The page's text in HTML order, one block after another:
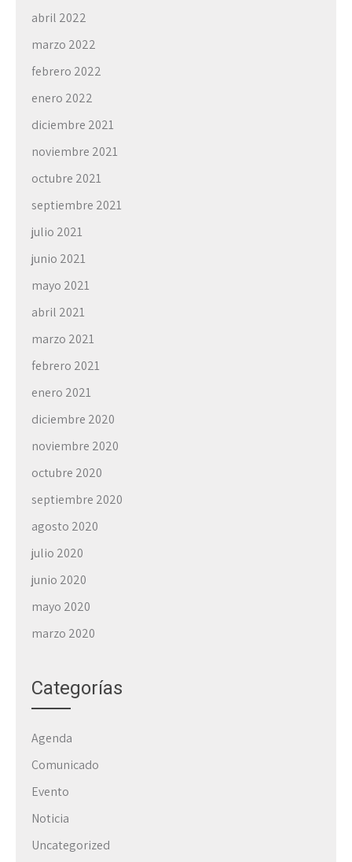
abril 2022
marzo 2022
febrero 2022
enero 2022
diciembre 2021
noviembre 2021
octubre 2021
septiembre 2021
julio 2021
junio 2021
mayo 2021
abril 2021
marzo 2021
febrero 2021
enero 2021
diciembre 2020
noviembre 2020
octubre 2020
septiembre 2020
agosto 2020
julio 2020
junio 2020
mayo 2020
marzo 2020
Categorías
Agenda
Comunicado
Evento
Noticia
Uncategorized